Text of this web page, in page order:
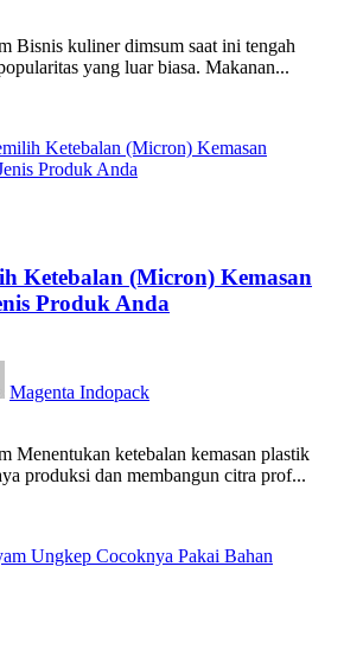
Bisnis kuliner dimsum saat ini tengah
yang luar biasa. Makanan...
Ketebalan (Micron) Kemasan
Produk Anda
Magenta Indopack
Menentukan ketebalan kemasan plastik
produksi dan membangun citra prof...